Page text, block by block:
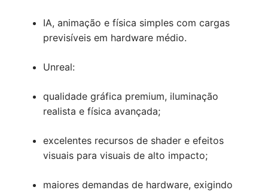
IA, animação e física simples com cargas
previsíveis em hardware médio.
Unreal:
qualidade gráfica premium, iluminação
realista e física avançada;
excelentes recursos de shader e efeitos
visuais para visuais de alto impacto;
maiores demandas de hardware, exigindo